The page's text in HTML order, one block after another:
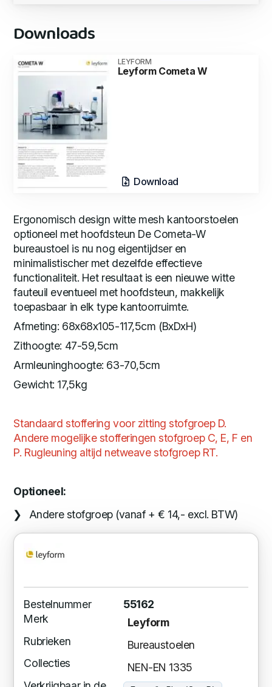
Downloads
LEYFORM
Leyform Cometa W
Download
Ergonomisch design witte mesh kantoorstoelen
optioneel met hoofdsteun De Cometa-W
bureaustoel is nu nog eigentijdser en
minimalistischer met dezelfde effectieve
functionaliteit. Het resultaat is een nieuwe witte
fauteuil eventueel met hoofdsteun, makkelijk
toepasbaar in elk type kantoorruimte.
Afmeting: 68x68x105-117,5cm (BxDxH)
Zithoogte: 47-59,5cm
Armleuninghoogte: 63-70,5cm
Gewicht: 17,5kg
Standaard stoffering voor zitting stofgroep D.
Andere mogelijke stofferingen stofgroep C, E, F en
P. Rugleuning altijd netweave stofgroep RT.
Optioneel:
Andere stofgroep (vanaf + € 14,- excl. BTW)
Bestelnummer
55162
Merk
Leyform
Rubrieken
Bureaustoelen
Collecties
NEN-EN 1335